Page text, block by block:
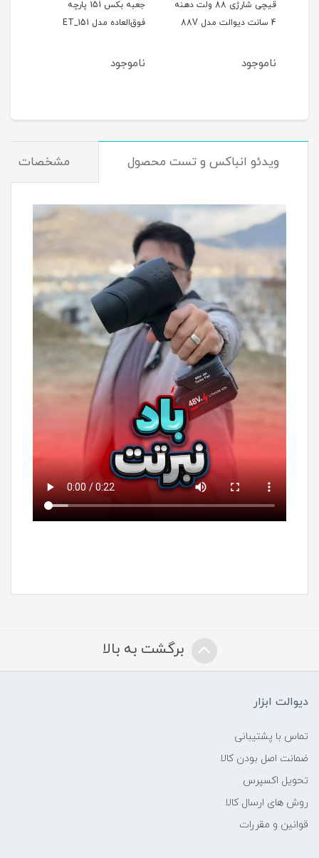
قیچی شارژی 88 ولت دهنه
4 سانت دیوالت مدل 88V
ناموجود
جعبه بکس 151 پارچه
فوق‌العاده مدل ET_151
ناموجود
ویدئو انباکس و تست محصول مشخصات
برگشت به بالا
دیوالت ابزار
تماس با پشتیبانی
ضمانت اصل بودن کالا
تحویل اکسپرس
روش های ارسال کالا
قوانین و مقررات